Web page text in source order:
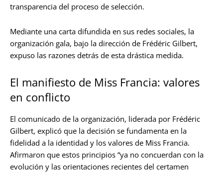
transparencia del proceso de selección.
Mediante una carta difundida en sus redes sociales, la
organización gala, bajo la dirección de Frédéric Gilbert,
expuso las razones detrás de esta drástica medida.
El manifiesto de Miss Francia: valores
en conflicto
El comunicado de la organización, liderada por Frédéric
Gilbert, explicó que la decisión se fundamenta en la
fidelidad a la identidad y los valores de Miss Francia.
Afirmaron que estos principios “ya no concuerdan con la
evolución y las orientaciones recientes del certamen